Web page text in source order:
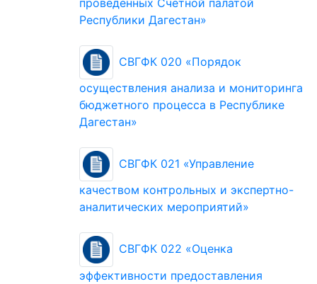
проведенных Счетной палатой
Республики Дагестан»
СВГФК 020 «Порядок
осуществления анализа и мониторинга
бюджетного процесса в Республике
Дагестан»
СВГФК 021 «Управление
качеством контрольных и экспертно-
аналитических мероприятий»
СВГФК 022 «Оценка
эффективности предоставления